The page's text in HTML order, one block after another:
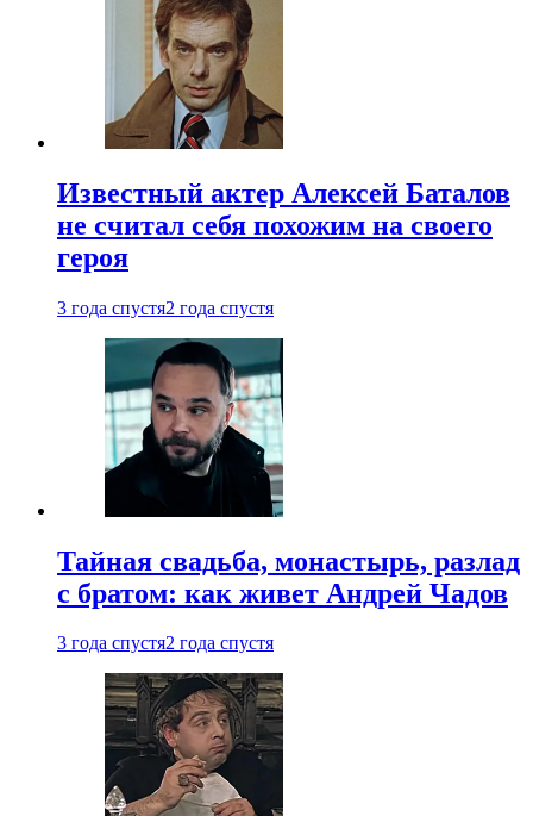
Известный актер Алексей Баталов
не считал себя похожим на своего
героя
3 года спустя2 года спустя
Тайная свадьба, монастырь, разлад
с братом: как живет Андрей Чадов
3 года спустя2 года спустя